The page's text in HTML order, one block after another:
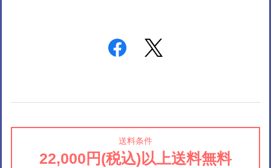
送料条件
22,000円(税込)以上送料無料